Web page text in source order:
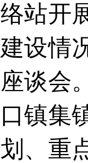
站开
设情
谈会
镇集
、重